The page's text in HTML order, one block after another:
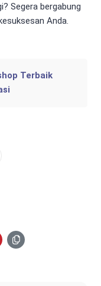
Segera bergabung
Anda.
Terbaik